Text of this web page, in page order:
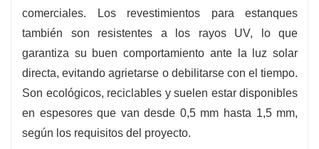
comerciales. Los revestimientos para estanques
también son resistentes a los rayos UV, lo que
garantiza su buen comportamiento ante la luz solar
directa, evitando agrietarse o debilitarse con el tiempo.
Son ecológicos, reciclables y suelen estar disponibles
en espesores que van desde 0,5 mm hasta 1,5 mm,
según los requisitos del proyecto.